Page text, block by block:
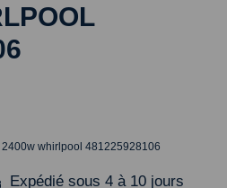
whirlpool 481225928106
Expédié sous 4 à 10 jours